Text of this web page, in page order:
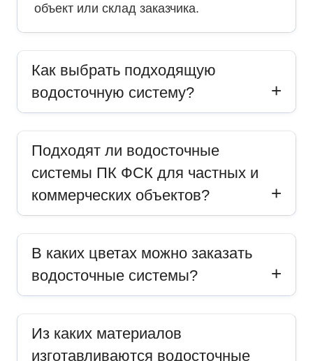
объект или склад заказчика.
Как выбрать подходящую
водосточную систему?
Подходят ли водосточные
системы ПК ФСК для частных и
коммерческих объектов?
В каких цветах можно заказать
водосточные системы?
Из каких материалов
изготавливаются водосточные